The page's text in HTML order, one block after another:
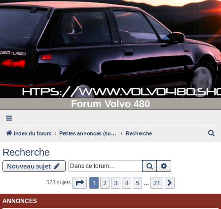
Forum Volvo 480
Index du forum Petites annonces (supprimées après 90 jours d'inactivité) Recherche
Recherche
Nouveau sujet Rechercher
523 sujets Page 1sur21
1 2 3 4 5 21
ANNONCES